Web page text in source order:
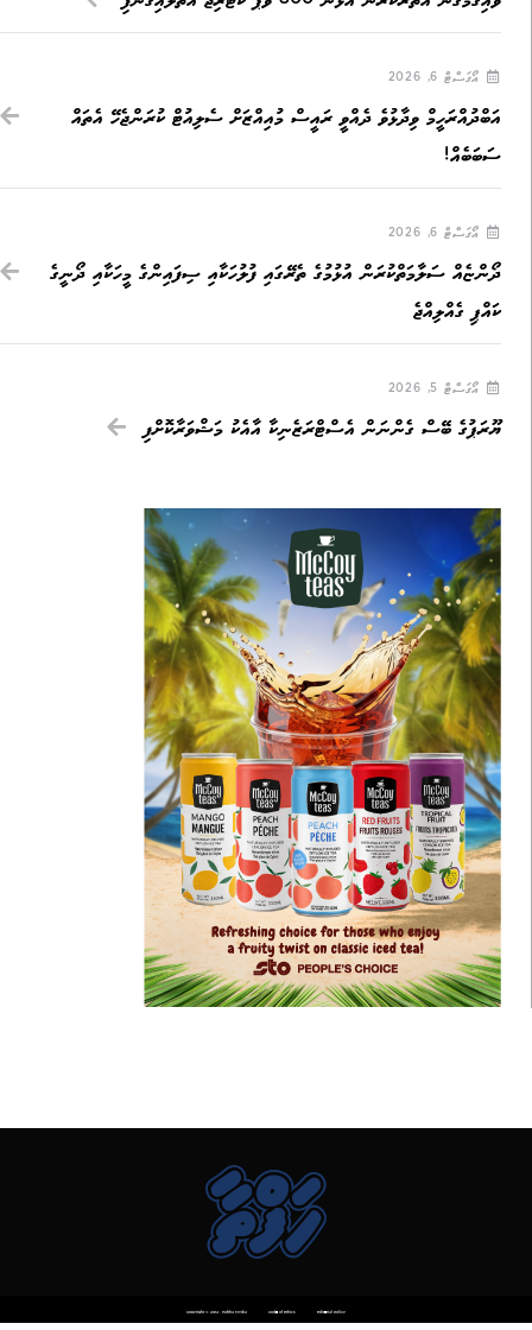
އޯގަސްޓް 6, 2026
އަބްދުއްރަހީމް ވިދާޅުވެ ދެއްވީ ރައީސް މުއިއްޒަށް ސެލިއުޓް ކުރަންޖެހޭ އެތައް
ސަބަބެއް!
އޯގަސްޓް 6, 2026
ދޯންޏެއް ސަލާމަތްކުރަން އުޅުމުގެ ތެރޭގައި ފުލުހަކާއި ސިފައިންގެ މީހަކާއި ދޯނީގެ
ކައްޕި ގެއްލިއްޖެ
އޯގަސްޓް 5, 2026
ޔޫރަޕުގެ ބޭސް ގެންނަން އެސްޓްރަޒެނިކާ އާއެކު މަޝްވަރާކޮށްފި
Editorial Policy
Code of Ethics
Copyright © 2014 . Haftha Media